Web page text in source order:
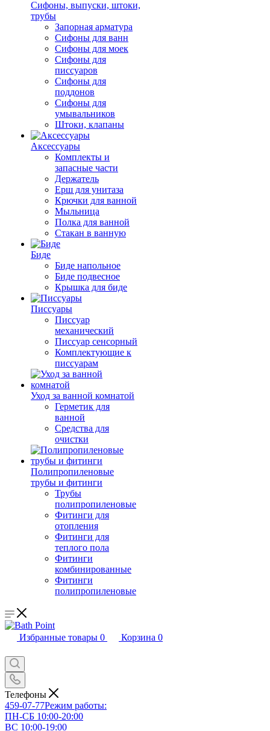
Сифоны, выпуски, штоки,
трубы
Запорная арматура
Сифоны для ванн
Сифоны для моек
Сифоны для
писсуаров
Сифоны для
поддонов
Сифоны для
умывальников
Штоки, клапаны
Аксессуары
Комплекты и
запасные части
Держатель
Ерш для унитаза
Крючки для ванной
Мыльница
Полка для ванной
Стакан в ванную
Биде
Биде напольное
Биде подвесное
Крышка для биде
Писсуары
Писсуар
механический
Писсуар сенсорный
Комплектующие к
писсуарам
Уход за ванной комнатой
Герметик для
ванной
Средства для
очистки
Полипропиленовые
трубы и фитинги
Трубы
полипропиленовые
Фитинги для
отопления
Фитинги для
теплого пола
Фитинги
комбинированные
Фитинги
полипропиленовые
Избранные товары 0 Корзина 0
Телефоны
459-07-77Режим работы:
ПН-СБ 10:00-20:00
ВС 10:00-19:00